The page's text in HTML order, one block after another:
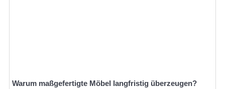
Warum maßgefertigte Möbel langfristig überzeugen?